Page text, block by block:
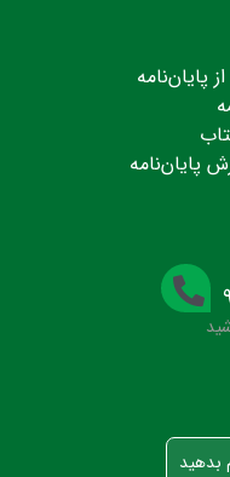
پایان‌نامه
پایان‌نامه
بدهید